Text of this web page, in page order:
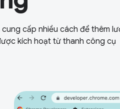
cấp nhiều cách để thêm
kích hoạt từ thanh công cụ